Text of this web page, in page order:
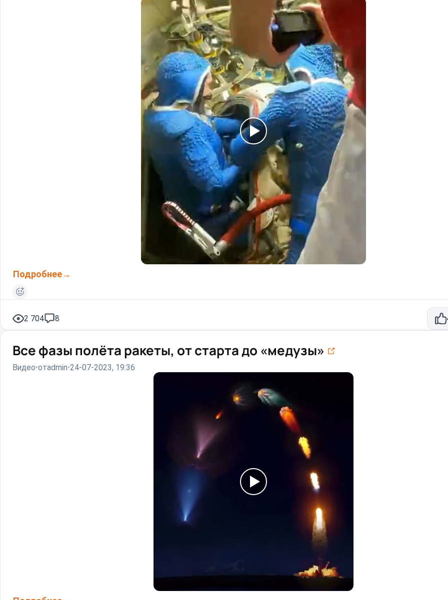
Подробнее
2 704 8
Все фазы полёта ракеты, от старта до «медузы»⁠⁠
Видео отadmin 24-07-2023, 19:36